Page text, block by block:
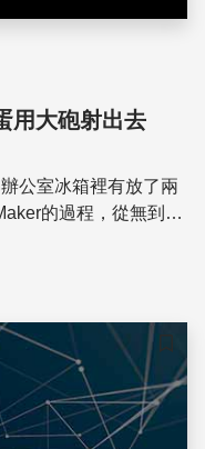
用大砲射出去
公室冰箱裡有放了兩
的過程，從無到有
算，找出了安全而且能
儲存